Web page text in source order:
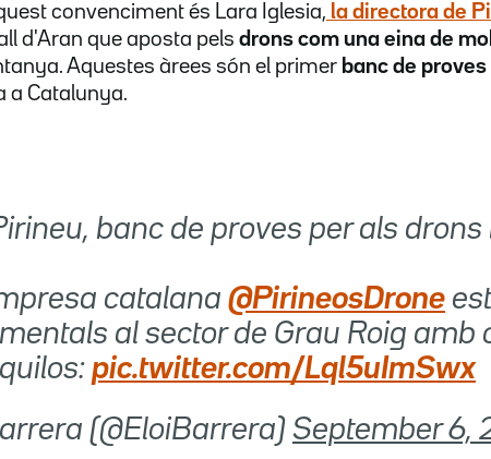
convenciment és Lara Iglesia, la directora de
d'Aran que aposta pels drons com una eina de
Aquestes àrees són el primer banc de
a Catalunya.
banc de proves per als drons
catalana @PirineosDrone
al sector de Grau Roig amb
pic.twitter.com/Lql5uImSwx
(@EloiBarrera) September 6,